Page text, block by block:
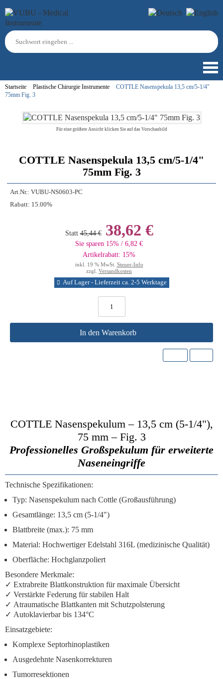
Startseite Plastische Chirurgie Instrumente
COTTLE Nasenspekula 13,5 cm/5-1/4"
75mm Fig. 3
Für eine größere Ansicht klicken Sie auf das Vorschaubild
COTTLE Nasenspekula 13,5 cm/5-1/4"
75mm Fig. 3
Art.Nr.: VUBU-NS0603-PC
Rabatt: 15.00%
Statt 45,44 €38,62 €
Sie sparen 15% / 6,82 €
Artikelrabatt: 15%
inkl. 19 % MwSt. Steuer-Info
zzgl. Versandkosten
Auf Lager - Lieferzeit ca. 2-5 Werktage
In den Warenkorb
COTTLE Nasenspekulum – 13,5 cm (5-1/4"),
75 mm – Fig. 3
Professionelles Großspekulum für erweiterte
Naseneingriffe
Technische Spezifikationen:
Typ: Nasenspekulum nach Cottle (Großausführung)
Gesamtlänge: 13,5 cm (5-1/4")
Blattbreite (max.): 75 mm
Material: Hochwertiger Edelstahl 316L (medizinische Qualität)
Oberfläche: Hochglanzpoliert
Besondere Merkmale:
✓ Extrabreite Blattkonstruktion für maximale Übersicht
✓ Verstärkte Federung für stabilen Halt
✓ Atraumatische Blattkanten mit Schutzpolsterung
✓ Autoklavierbarbis 134°C
Einsatzgebiete:
Komplexe Septorhinoplastiken
Ausgedehnte Nasenkorrekturen
Tumorresektionen